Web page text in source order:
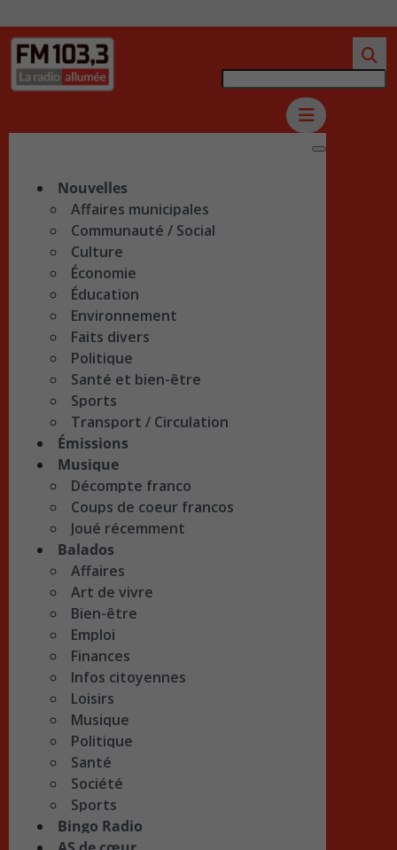
Nouvelles
Affaires municipales
Communauté / Social
Culture
Économie
Éducation
Environnement
Faits divers
Politique
Santé et bien-être
Sports
Transport / Circulation
Émissions
Musique
Décompte franco
Coups de coeur francos
Joué récemment
Balados
Affaires
Art de vivre
Bien-être
Emploi
Finances
Infos citoyennes
Loisirs
Musique
Politique
Santé
Société
Sports
Bingo Radio